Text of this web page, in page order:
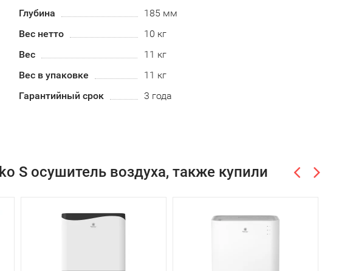
Глубина
185 мм
Вес нетто
10 кг
Вес
11 кг
Вес в упаковке
11 кг
Гарантийный срок
3 года
S осушитель воздуха, также купили